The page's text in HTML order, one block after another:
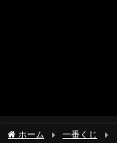
ホーム 一番くじ